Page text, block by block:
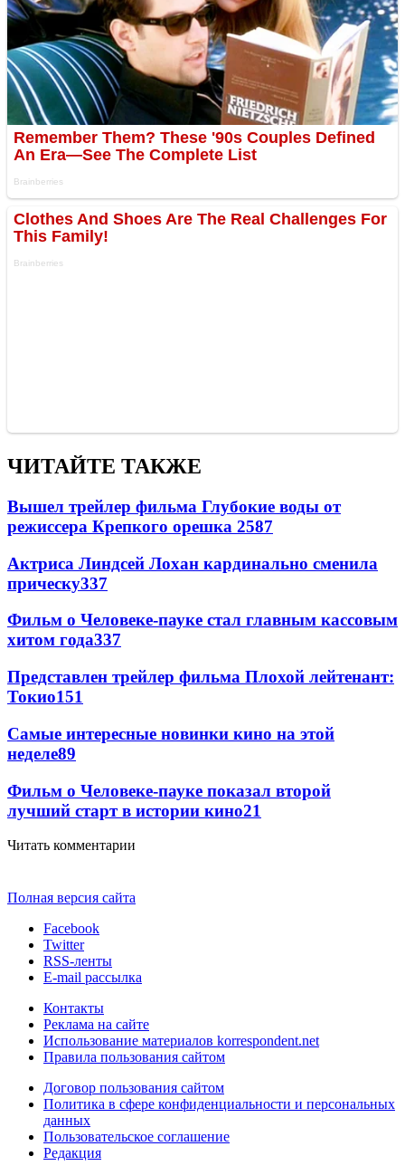
ЧИТАЙТЕ ТАКЖЕ
Вышел трейлер фильма Глубокие воды от
режиссера Крепкого орешка 2587
Актриса Линдсей Лохан кардинально сменила
прическу337
Фильм о Человеке-пауке стал главным кассовым
хитом года337
Представлен трейлер фильма Плохой лейтенант:
Токио151
Самые интересные новинки кино на этой
неделе89
Фильм о Человеке-пауке показал второй
лучший старт в истории кино21
Читать комментарии
Полная версия сайта
Facebook
Twitter
RSS-ленты
E-mail рассылка
Контакты
Реклама на сайте
Использование материалов korrespondent.net
Правила пользования сайтом
Договор пользования сайтом
Политика в сфере конфиденциальности и персональных
данных
Пользовательское соглашение
Редакция